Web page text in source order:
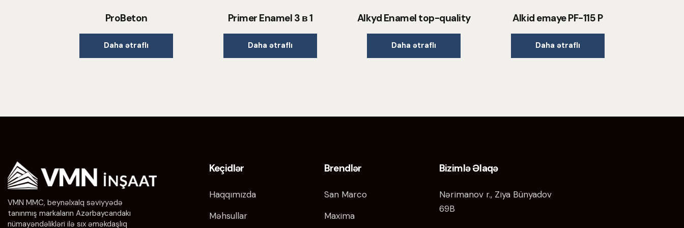
ProBeton
Daha ətraflı
Primer Enamel 3 в 1
Daha ətraflı
Alkyd Enamel top-quality
Daha ətraflı
Alkid emaye PF-115 P
Daha ətraflı
VMN MMC, beynəlxalq səviyyədə
tanınmış markaların Azərbaycandakı
nümayəndəlikləri ilə sıx əməkdaşlıq
Keçidlər
Haqqımızda
Məhsullar
Brendlər
San Marco
Maxima
Bizimlə Əlaqə
Nərimanov r., Ziya Bünyadov
69B